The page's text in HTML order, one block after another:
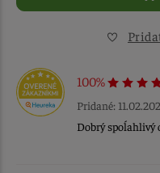
100%
Pridané:
Dobrý spoĺahlivý